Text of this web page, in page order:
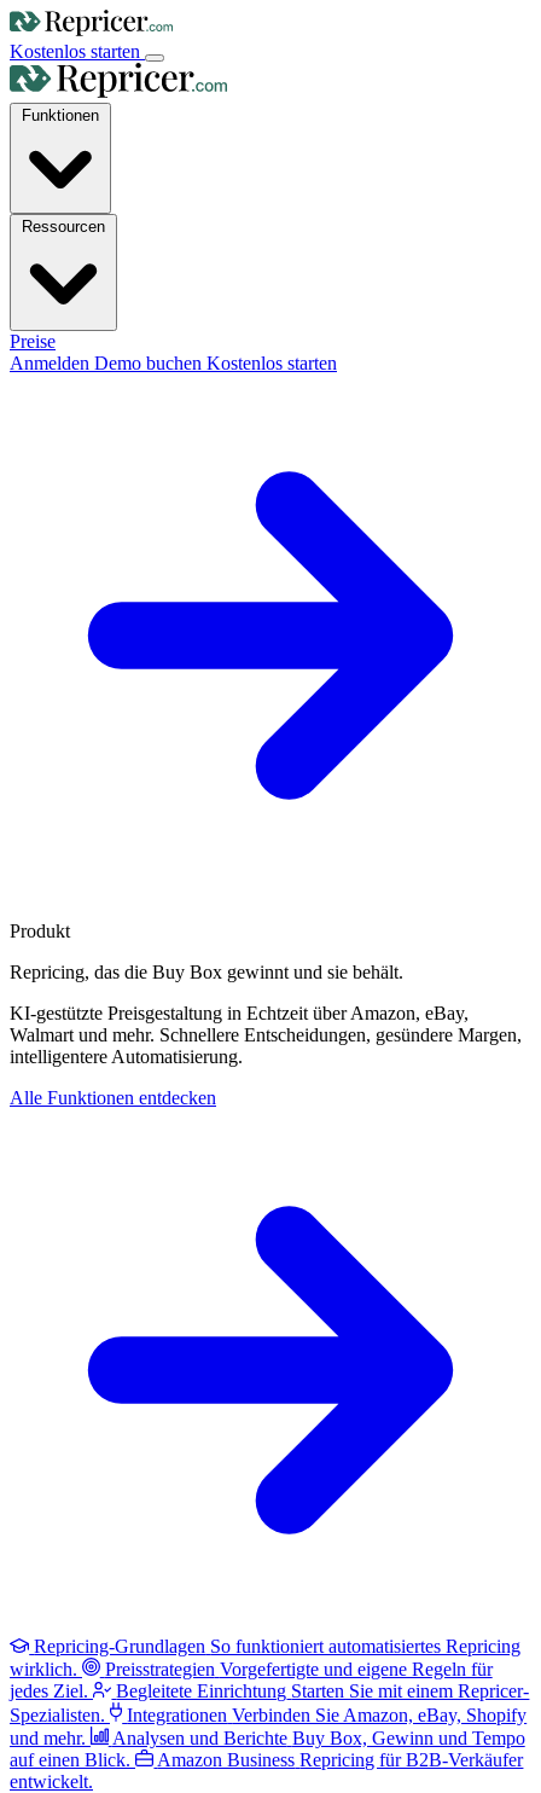
Kostenlos starten
Preise
Anmelden Demo buchen Kostenlos starten
Produkt
Repricing, das die Buy Box gewinnt und sie behält.
KI-gestützte Preisgestaltung in Echtzeit über Amazon, eBay,
Walmart und mehr. Schnellere Entscheidungen, gesündere Margen,
intelligentere Automatisierung.
Alle Funktionen entdecken
Repricing-Grundlagen So funktioniert automatisiertes Repricing
wirklich.
Preisstrategien Vorgefertigte und eigene Regeln für
jedes Ziel.
Begleitete Einrichtung Starten Sie mit einem Repricer-
Spezialisten.
Integrationen Verbinden Sie Amazon, eBay, Shopify
und mehr.
Analysen und Berichte Buy Box, Gewinn und Tempo
auf einen Blick.
Amazon Business Repricing für B2B-Verkäufer
entwickelt.